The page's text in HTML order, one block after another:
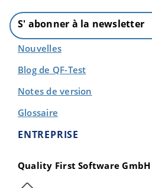
S' abonner à la newsletter
Nouvelles
Blog de QF-Test
Notes de version
Glossaire
ENTREPRISE
Quality First Software GmbH